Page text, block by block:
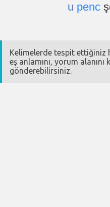
u penc
Kelimelerde tespit ettiğiniz
eş anlamını, yorum
gönderebilirsiniz.